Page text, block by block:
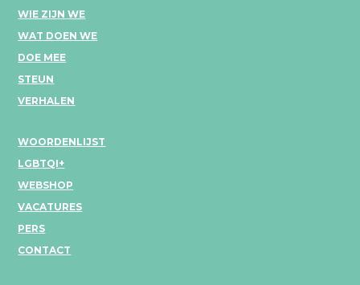
WIE ZIJN WE
WAT DOEN WE
DOE MEE
STEUN
VERHALEN
WOORDENLIJST
LGBTQI+
WEBSHOP
VACATURES
PERS
CONTACT